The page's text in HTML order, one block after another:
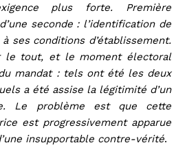
plus forte. Première
seconde : l’identification de
ses conditions d’établissement.
le tout, et le moment électoral
mandat : tels ont été les deux
a été assise la légitimité d’un
Le problème est que cette
est progressivement apparue
insupportable contre-vérité.